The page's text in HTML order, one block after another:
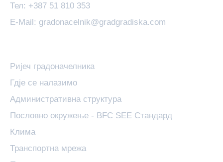
Тел: +387 51 810 353
E-Mail: gradonacelnik@gradgradiska.com
Ријеч градоначелника
Гдје се налазимо
Административна структура
Пословно окружење - BFC SEE Стандард
Клима
Транспортна мрежа